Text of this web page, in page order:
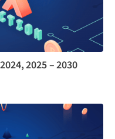
2025 – 2030